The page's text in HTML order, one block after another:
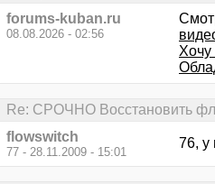
forums-kuban.ru
08.08.2026 - 02:56
Хочу
Re: СРОЧНО Восстановить
flowswitch
77 - 28.11.2009 - 15:01
76, у